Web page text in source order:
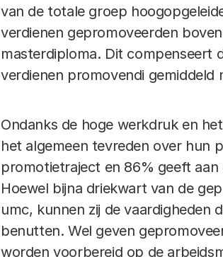
van de totale groep
verdienen gepromoveerden
masterdiploma. Dit compenseert
verdienen promovendi gemiddeld
Ondanks de hoge werkdruk en
het algemeen tevreden over hun
promotietraject en 86% geeft
Hoewel bijna driekwart van de
umc, kunnen zij de vaardigheden
benutten. Wel geven
worden voorbereid op de